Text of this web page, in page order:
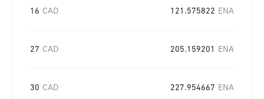
16 CAD 121.575822 ENA
27 CAD 205.159201 ENA
30 CAD 227.954667 ENA